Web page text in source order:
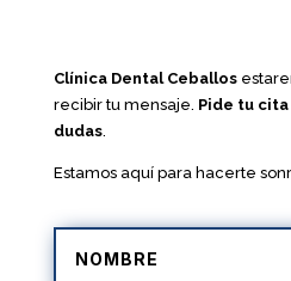
Clínica Dental Ceballos
recibir tu mensaje. Pide tu cita
dudas.
Estamos aquí para hacerte